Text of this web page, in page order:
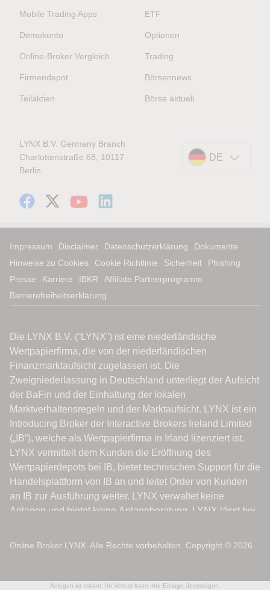
Mobile Trading Apps
Demokonto
Online-Broker Vergleich
Firmendepot
Teilaktien
ETF
Optionen
Trading
Börsennews
Börse aktuell
LYNX B.V. Germany Branch
Charlottenstraße 68, 10117
Berlin
DE
Impressum Disclaimer Datenschutzerklärung
Dokumente
Hinweise zu Cookies
Cookie Richtlinie Sicherheit
Phishing
Presse
Karriere IBKR
Affiliate Partnerprogramm
Barrierefreiheitserklärung
Online Broker LYNX. Alle Rechte vorbehalten. Copyright © 2026.
Anlegen ist riskant. Ihr Verlust kann Ihre Einlage übersteigen.